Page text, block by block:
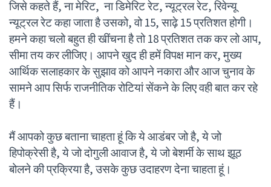
जिसे कहते हैं, ना मेरिट, ना डिमेरिट रेट, न्यूट्रल रेट, रिवेन्यू
न्यूट्रल रेट कहा जाता है उसको, वो 15, साढ़े 15 प्रतिशत होगी।
हमने कहा चलो बहुत ही खींचना है तो 18 प्रतिशत तक कर लो आप,
सीमा तय कर लीजिए। आपने खुद ही हमें विपक्ष मान कर, मुख्य
आर्थिक सलाहकार के सुझाव को आपने नकारा और आज चुनाव के
सामने आप सिर्फ राजनीतिक रोटियां सेंकने के लिए वही बात कर रहे
हैं।
मैं आपको कुछ बताना चाहता हूं कि ये आडंबर जो है, ये जो
हिपोक्रेसी है, ये जो दोगुली आवाज है, ये जो बेशर्मी के साथ झूठ
बोलने की प्रक्रिया है, उसके कुछ उदाहरण देना चाहता हूं।